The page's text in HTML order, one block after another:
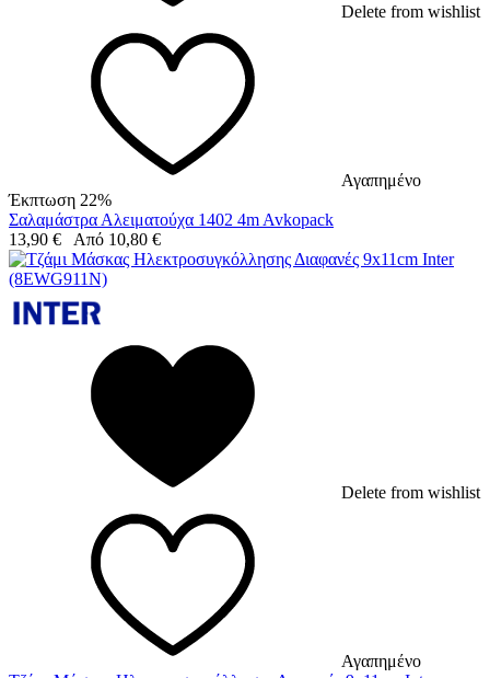
Delete from wishlist
Αγαπημένο
Έκπτωση 22%
Σαλαμάστρα Αλειματούχα 1402 4m Avkopack
13,90 € Από 10,80 €
Delete from wishlist
Αγαπημένο